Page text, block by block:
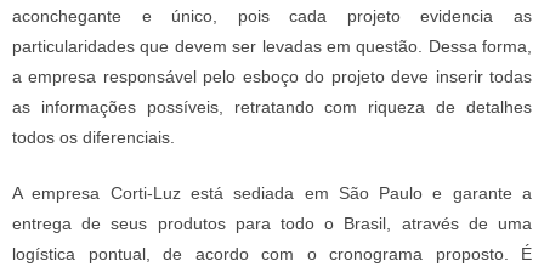
aconchegante e único, pois cada projeto evidencia as
particularidades que devem ser levadas em questão. Dessa forma,
a empresa responsável pelo esboço do projeto deve inserir todas
as informações possíveis, retratando com riqueza de detalhes
todos os diferenciais.
A empresa Corti-Luz está sediada em São Paulo e garante a
entrega de seus produtos para todo o Brasil, através de uma
logística pontual, de acordo com o cronograma proposto. É